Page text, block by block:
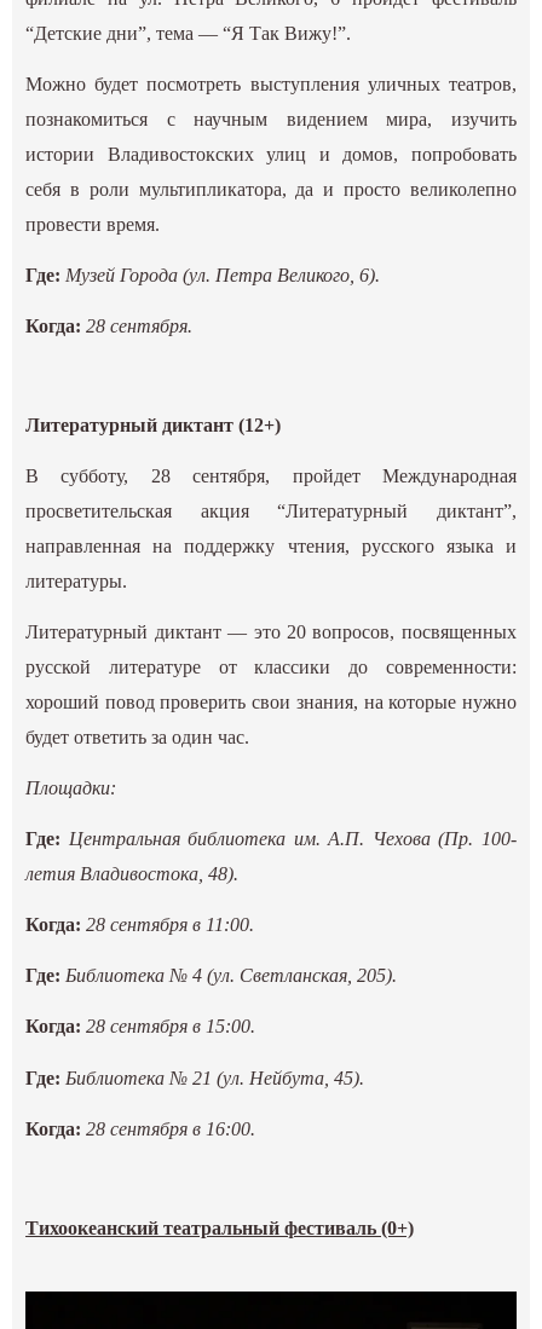
“Детские дни”, тема — “Я Так Вижу!”.
Можно будет посмотреть выступления уличных театров,
познакомиться с научным видением мира, изучить
истории Владивостокских улиц и домов, попробовать
себя в роли мультипликатора, да и просто великолепно
провести время.
Где: Музей Города (ул. Петра Великого, 6).
Когда: 28 сентября.
Литературный диктант (12+)
В субботу, 28 сентября, пройдет Международная
просветительская акция “Литературный диктант”,
направленная на поддержку чтения, русского языка и
литературы.
Литературный диктант — это 20 вопросов, посвященных
русской литературе от классики до современности:
хороший повод проверить свои знания, на которые нужно
будет ответить за один час.
Площадки:
Где: Центральная библиотека им. А.П. Чехова (Пр. 100-
летия Владивостока, 48).
Когда: 28 сентября в 11:00.
Где: Библиотека № 4 (ул. Светланская, 205).
Когда: 28 сентября в 15:00.
Где: Библиотека № 21 (ул. Нейбута, 45).
Когда: 28 сентября в 16:00.
Тихоокеанский театральный фестиваль (0+)